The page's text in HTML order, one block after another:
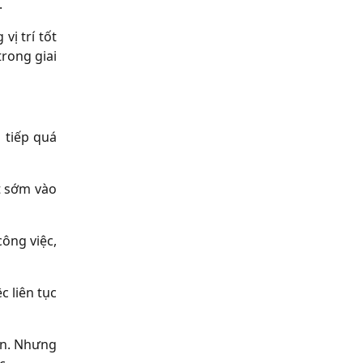
vị trí tốt
giai
tiếp quá
vào
việc,
liên tục
Nhưng